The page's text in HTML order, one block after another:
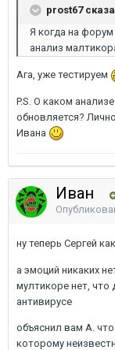
prost67
Я когда на
анализ
Ага, уже тестируем
P.S. О каком
обновляется?
Ивана
Иван
ну теперь Сергей
а эмоций никаких
мултикоре нет,
антивирусе
объяснил вам А.
которому